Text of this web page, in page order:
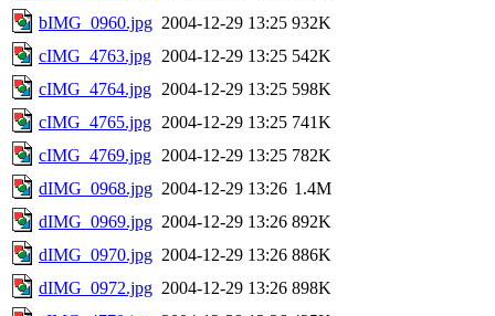
bIMG_0960.jpg 2004-12-29 13:25 932K
cIMG_4763.jpg 2004-12-29 13:25 542K
cIMG_4764.jpg 2004-12-29 13:25 598K
cIMG_4765.jpg 2004-12-29 13:25 741K
cIMG_4769.jpg 2004-12-29 13:25 782K
dIMG_0968.jpg 2004-12-29 13:26 1.4M
dIMG_0969.jpg 2004-12-29 13:26 892K
dIMG_0970.jpg 2004-12-29 13:26 886K
dIMG_0972.jpg 2004-12-29 13:26 898K